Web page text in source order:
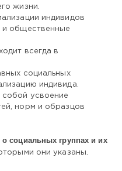
жизни.
индивидов
и общественные
всегда в
социальных
индивида.
собой усвоение
норм и образцов
о социальных группах и их
они указаны.